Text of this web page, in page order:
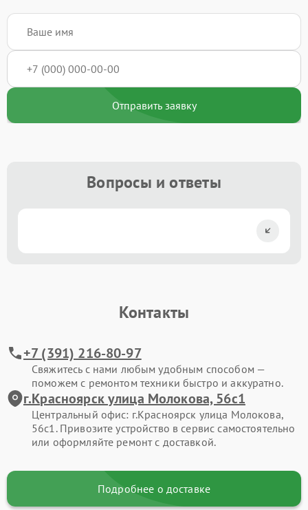
Отправить заявку
Вопросы и ответы
Контакты
+7 (391) 216-80-97
Свяжитесь с нами любым удобным способом —
поможем с ремонтом техники быстро и аккуратно.
г.Красноярск улица Молокова, 56с1
Центральный офис: г.Красноярск улица Молокова,
56с1. Привозите устройство в сервис самостоятельно
или оформляйте ремонт с доставкой.
Подробнее о доставке